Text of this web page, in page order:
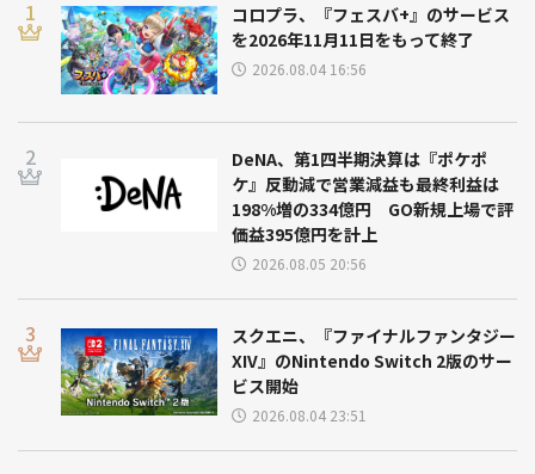
コロプラ、『フェスバ+』のサービス
を2026年11月11日をもって終了
2026.08.04 16:56
DeNA、第1四半期決算は『ポケポ
ケ』反動減で営業減益も最終利益は
198%増の334億円 GO新規上場で評
価益395億円を計上
2026.08.05 20:56
スクエニ、『ファイナルファンタジー
XIV』のNintendo Switch 2版のサー
ビス開始
2026.08.04 23:51